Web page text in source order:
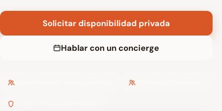
Solicitar disponibilidad privada
Hablar con un concierge